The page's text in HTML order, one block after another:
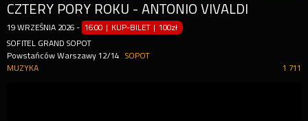
CZTERY PORY ROKU - ANTONIO VIVALDI
19 WRZEŚNIA 2026 - 16:00 | KUP-BILET |100zł
SOFITEL GRAND SOPOT
Powstańców Warszawy 12/14
SOPOT
1 711
MUZYKA